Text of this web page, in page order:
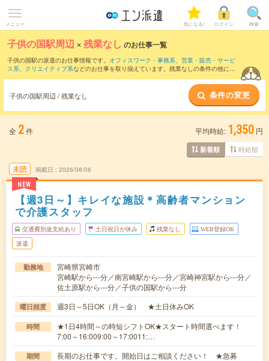
メニュー 気になる! ログイン 検索
子供の国駅周辺 ×残業なし のお仕事一覧
子供の国駅の派遣のお仕事情報です。 オフィスワーク・事務系、 営業・販売・サービ
ス系、 クリエイティブ系などのお仕事を取り揃えています。残業なしの条件の他に、
子供の国駅周辺 / 残業なし 条件の変更
全 2件 平均時給: 1,350 円
新着順 時給順
未読
NEW
掲載日 2026/08/06
【週3日～】キレイな施設＊高齢者マンション
で介護スタッフ
交通費別途支給あり 土日祝日が休み 残業なし WEB登録OK
派遣
勤務地
宮崎県宮崎市
宮崎駅から---分／南宮崎駅から---分／宮崎神宮駅から---分／
佐土原駅から---分／子供の国駅から---分
曜日頻度 週3日～5日OK（月～金） ★土日休みOK
時間
★1日4時間～の時短シフトOK★スタート時間選べます！
7:00～16:009:00～17:0011:…
期間 長期のお仕事です。開始日はご相談ください！ ★急募